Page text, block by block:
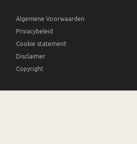
Algemene Voorwaarden
Privacybeleid
Cookie statement
Disclaimer
Copyright